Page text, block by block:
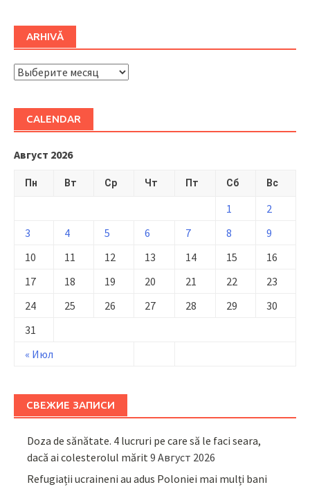
ARHIVĂ
ARHIVĂ
CALENDAR
Август 2026
Пн Вт Ср Чт Пт Сб Вс
« Июл
1
2
3
4 5 6 7 8
9
10
11 12 13 14 15
16
17
18 19 20 21 22
23
24
25 26 27 28 29
30
31
СВЕЖИЕ ЗАПИСИ
Doza de sănătate. 4 lucruri pe care să le faci seara,
dacă ai colesterolul mărit9 Август 2026
Refugiații ucraineni au adus Poloniei mai mulți bani